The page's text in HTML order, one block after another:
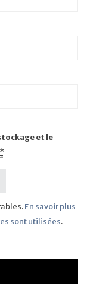
et le
*
En savoir plus
sont utilisées.